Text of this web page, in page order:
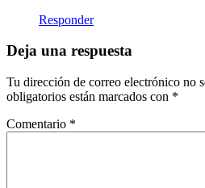
Responder
Deja una respuesta
Tu dirección de correo electrónico no
obligatorios están marcados con *
Comentario *